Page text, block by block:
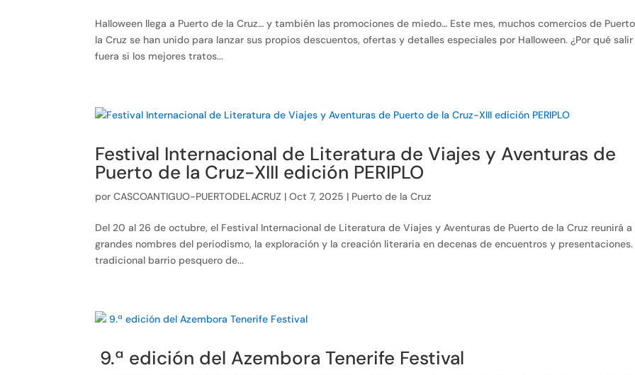
Halloween llega a Puerto de la Cruz… y también las promociones de miedo… Este mes, muchos comercios de
la Cruz se han unido para lanzar sus propios descuentos, ofertas y detalles especiales por Halloween. ¿Por qué salir
fuera si los mejores tratos...
Festival Internacional de Literatura de Viajes y Aventuras de
Puerto de la Cruz-XIII edición PERIPLO
porCASCOANTIGUO-PUERTODELACRUZ |Oct 7, 2025 | Puerto de la Cruz
Del 20 al 26 de octubre, el Festival Internacional de Literatura de Viajes y Aventuras de Puerto de la Cruz reunirá a
grandes nombres del periodismo, la exploración y la creación literaria en decenas de encuentros y
tradicional barrio pesquero de...
9.ª edición del Azembora Tenerife Festival